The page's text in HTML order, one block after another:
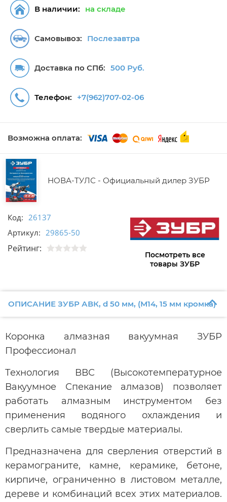
Самовывоз: Послезавтра
Доставка по СПб: 500 Руб.
В наличии: на складе
Телефон: +7(962)707-02-06
Возможна оплата:
НОВА-ТУЛС - Официальный дилер ЗУБР
Код: 26137
Артикул: 29865-50
Рейтинг:
Посмотреть все
товары ЗУБР
ОПИСАНИЕ ЗУБР АВК, d 50 мм, (М14, 15 мм кромка)
Коронка алмазная вакуумная ЗУБР
Профессионал
Технология ВВС (Высокотемпературное
Вакуумное Спекание алмазов) позволяет
работать алмазным инструментом без
применения водяного охлаждения и
сверлить самые твердые материалы.
Предназначена для сверления отверстий в
керамограните, камне, керамике, бетоне,
кирпиче, ограниченно в листовом металле,
дереве и комбинаций всех этих материалов.